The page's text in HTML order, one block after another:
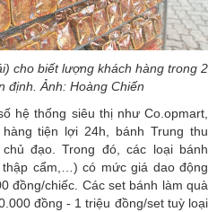
cho biết lượng khách hàng trong 2
định. Ảnh: Hoàng Chiến
hệ thống siêu thị như Co.opmart,
tiện lợi 24h, bánh Trung thu
đạo. Trong đó, các loại bánh
cẩm,…) có mức giá dao động
đồng/chiếc. Các set bánh làm quà
đồng - 1 triệu đồng/set tuỳ loại